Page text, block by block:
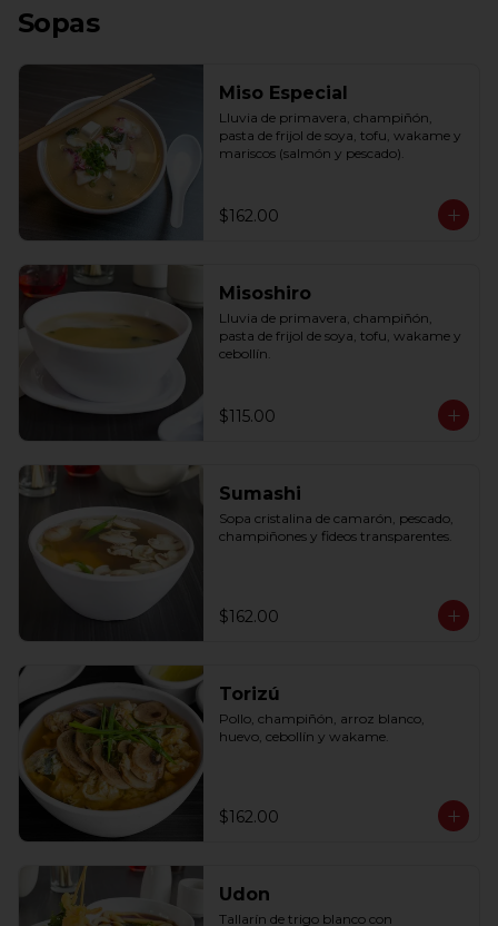
Sopas
Miso Especial
Lluvia de primavera, champiñón,
pasta de frijol de soya, tofu, wakame y
mariscos (salmón y pescado).
$162.00
Misoshiro
Lluvia de primavera, champiñón,
pasta de frijol de soya, tofu, wakame y
cebollín.
$115.00
Sumashi
Sopa cristalina de camarón, pescado,
champiñones y fideos transparentes.
$162.00
Torizú
Pollo, champiñón, arroz blanco,
huevo, cebollín y wakame.
$162.00
Udon
Tallarín de trigo blanco con